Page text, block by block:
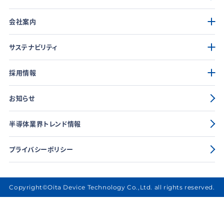
会社案内
サステナビリティ
採用情報
お知らせ
半導体業界トレンド情報
プライバシーポリシー
Copyright©Oita Device Technology Co.,Ltd. all rights reserved.